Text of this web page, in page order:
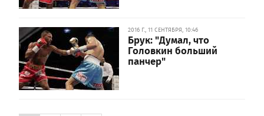
2016 Г., 11 СЕНТЯБРЯ, 10:46
Брук: "Думал, что
Головкин больший
панчер"